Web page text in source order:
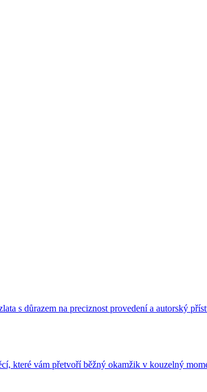
s důrazem na preciznost provedení a autorský
které vám přetvoří běžný okamžik v kouzelný